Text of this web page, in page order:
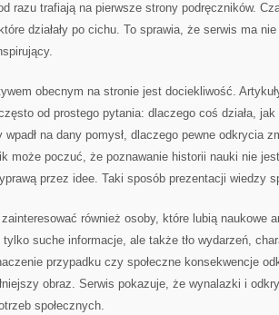
razu trafiają na pierwsze strony podręczników.
działały po cichu. To sprawia, że serwis ma
obecnym na stronie jest dociekliwość.
od prostego pytania: dlaczego coś działa, jak
wpadł na dany pomysł, dlaczego pewne odkrycia
może poczuć, że poznawanie historii nauki nie
przez idee. Taki sposób prezentacji wiedzy
również osoby, które lubią naukowe
suche informacje, ale także tło wydarzeń,
przypadku czy społeczne konsekwencje
obraz. Serwis pokazuje, że wynalazki i
społecznych.